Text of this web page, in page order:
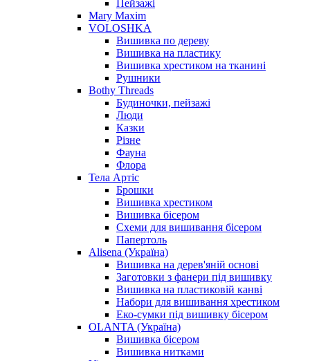
Пейзажі
Mary Maxim
VOLOSHKA
Вишивка по дереву
Вишивка на пластику
Вишивка хрестиком на тканині
Рушники
Bothy Threads
Будиночки, пейзажі
Люди
Казки
Різне
Фауна
Флора
Тела Артіс
Брошки
Вишивка хрестиком
Вишивка бісером
Схеми для вишивання бісером
Папертоль
Alisena (Україна)
Вишивка на дерев'яній основі
Заготовки з фанери під вишивку
Вишивка на пластиковій канві
Набори для вишивання хрестиком
Еко-сумки під вишивку бісером
OLANTA (Україна)
Вишивка бісером
Вишивка нитками